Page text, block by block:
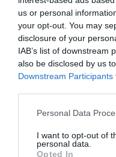
us or personal
your opt-out. You may
disclosure of your
IAB’s list of downstream
also be disclosed by us
Downstream Participants
Personal Data
I want to opt-out of
personal data.
Opted In
Soutenez Air